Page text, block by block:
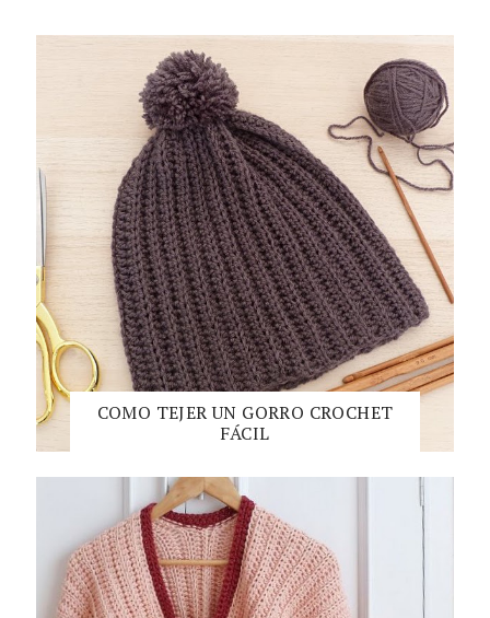
COMO TEJER UN GORRO CROCHET
FÁCIL